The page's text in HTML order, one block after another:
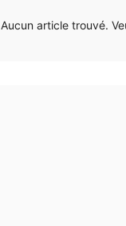
Aucun article trouvé.